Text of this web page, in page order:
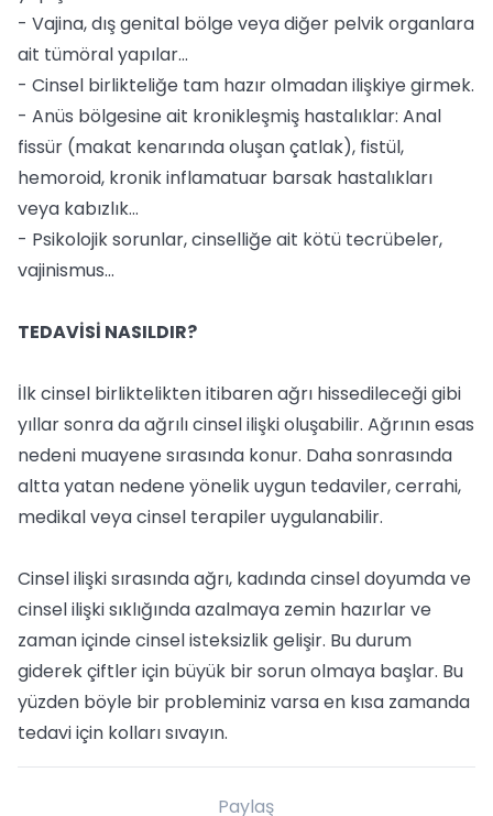
- Vajina, dış genital bölge veya diğer pelvik organlara
ait tümöral yapılar…
- Cinsel birlikteliğe tam hazır olmadan ilişkiye girmek.
- Anüs bölgesine ait kronikleşmiş hastalıklar: Anal
fissür (makat kenarında oluşan çatlak), fistül,
hemoroid, kronik inflamatuar barsak hastalıkları
veya kabızlık…
- Psikolojik sorunlar, cinselliğe ait kötü tecrübeler,
vajinismus…
TEDAVİSİ NASILDIR?
İlk cinsel birliktelikten itibaren ağrı hissedileceği gibi
yıllar sonra da ağrılı cinsel ilişki oluşabilir. Ağrının esas
nedeni muayene sırasında konur. Daha sonrasında
altta yatan nedene yönelik uygun tedaviler, cerrahi,
medikal veya cinsel terapiler uygulanabilir.
Cinsel ilişki sırasında ağrı, kadında cinsel doyumda ve
cinsel ilişki sıklığında azalmaya zemin hazırlar ve
zaman içinde cinsel isteksizlik gelişir. Bu durum
giderek çiftler için büyük bir sorun olmaya başlar. Bu
yüzden böyle bir probleminiz varsa en kısa zamanda
tedavi için kolları sıvayın.
Paylaş